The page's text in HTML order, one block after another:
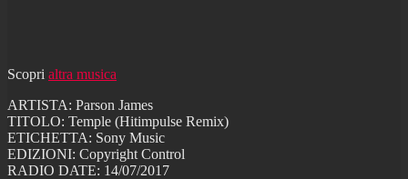
Scopri altra musica
ARTISTA: Parson James
TITOLO: Temple (Hitimpulse Remix)
ETICHETTA: Sony Music
EDIZIONI: Copyright Control
RADIO DATE: 14/07/2017